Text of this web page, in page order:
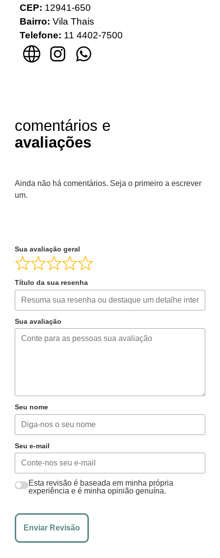
CEP: 12941-650
Bairro: Vila Thais
Telefone: 11 4402-7500
comentários e
avaliações
Ainda não há comentários. Seja o primeiro a escrever
um.
Sua avaliação geral
Título da sua resenha
Sua avaliação
Seu nome
Seu e-mail
Esta revisão é baseada em minha própria
experiência e é minha opinião genuína.
Enviar Revisão